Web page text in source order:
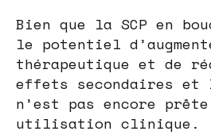
Bien que la SCP en
le potentiel
thérapeutique et de
effets secondaires
n’est pas encore
utilisation clinique.